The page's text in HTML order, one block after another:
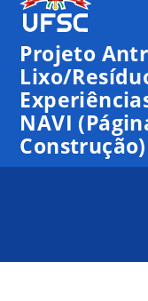
Projeto
Lixo/
NAVI
Construção)